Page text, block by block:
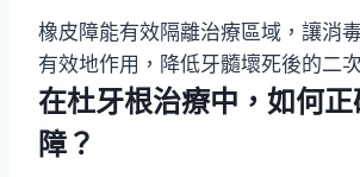
橡皮障能有效隔離治療區域，讓消
有效地作用，降低牙髓壞死後的二
在杜牙根治療中，如何
障？